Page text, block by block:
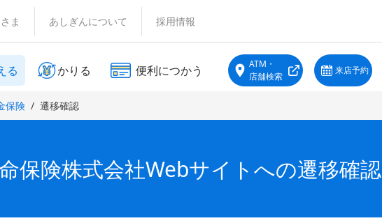
ま あしぎんについて 採用情報
る かりる 便利につかう
ATM・
店舗検索
来店予約
保険 遷移確認
保険株式会社Webサイトへの遷移確認